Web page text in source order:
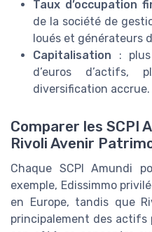
Taux d’occupation
de la société de
loués et générateurs
Capitalisation :
d’euros d’actifs,
diversification accrue.
Comparer les SCPI
Rivoli Avenir
Chaque SCPI Amundi
exemple, Edissimmo
en Europe, tandis que
principalement des actifs